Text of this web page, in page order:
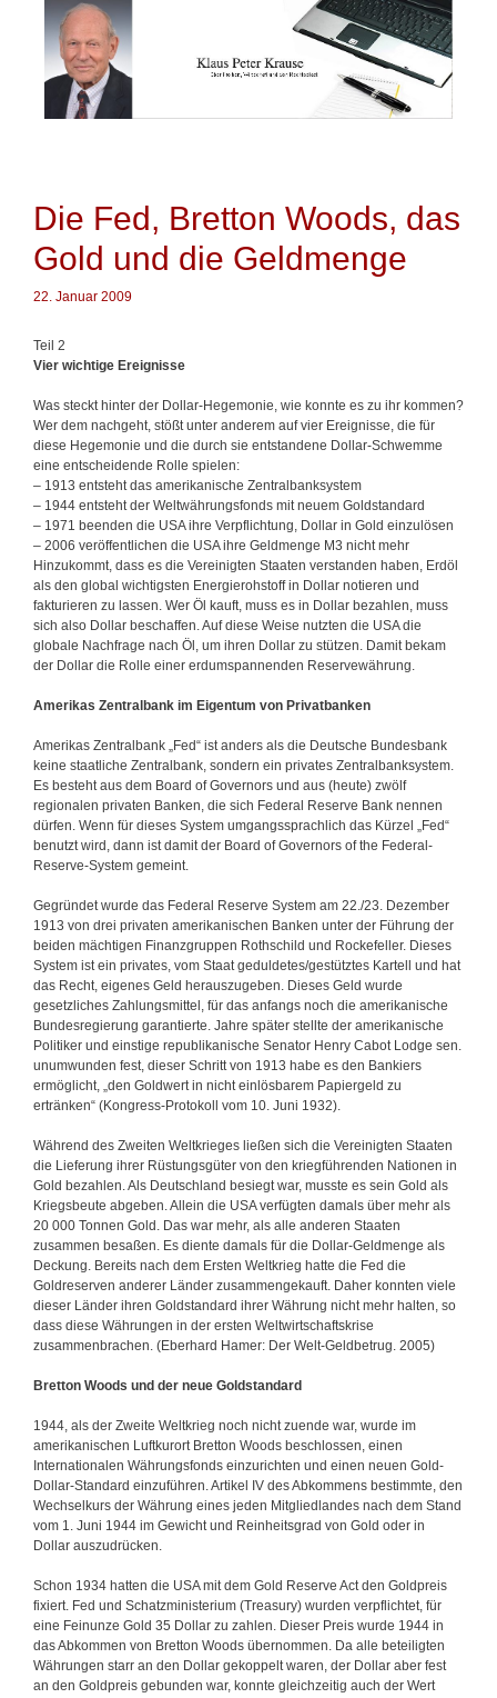
Die Fed, Bretton Woods, das
Gold und die Geldmenge
22. Januar 2009
Teil 2
Vier wichtige Ereignisse
Was steckt hinter der Dollar-Hegemonie, wie konnte es zu ihr kommen?
Wer dem nachgeht, stößt unter anderem auf vier Ereignisse, die für
diese Hegemonie und die durch sie entstandene Dollar-Schwemme
eine entscheidende Rolle spielen:
– 1913 entsteht das amerikanische Zentralbanksystem
– 1944 entsteht der Weltwährungsfonds mit neuem Goldstandard
– 1971 beenden die USA ihre Verpflichtung, Dollar in Gold einzulösen
– 2006 veröffentlichen die USA ihre Geldmenge M3 nicht mehr
Hinzukommt, dass es die Vereinigten Staaten verstanden haben, Erdöl
als den global wichtigsten Energierohstoff in Dollar notieren und
fakturieren zu lassen. Wer Öl kauft, muss es in Dollar bezahlen, muss
sich also Dollar beschaffen. Auf diese Weise nutzten die USA die
globale Nachfrage nach Öl, um ihren Dollar zu stützen. Damit bekam
der Dollar die Rolle einer erdumspannenden Reservewährung.
Amerikas Zentralbank im Eigentum von Privatbanken
Amerikas Zentralbank „Fed“ ist anders als die Deutsche Bundesbank
keine staatliche Zentralbank, sondern ein privates Zentralbanksystem.
Es besteht aus dem Board of Governors und aus (heute) zwölf
regionalen privaten Banken, die sich Federal Reserve Bank nennen
dürfen. Wenn für dieses System umgangssprachlich das Kürzel „Fed“
benutzt wird, dann ist damit der Board of Governors of the Federal-
Reserve-System gemeint.
Gegründet wurde das Federal Reserve System am 22./23. Dezember
1913 von drei privaten amerikanischen Banken unter der Führung der
beiden mächtigen Finanzgruppen Rothschild und Rockefeller. Dieses
System ist ein privates, vom Staat geduldetes/gestütztes Kartell und hat
das Recht, eigenes Geld herauszugeben. Dieses Geld wurde
gesetzliches Zahlungsmittel, für das anfangs noch die amerikanische
Bundesregierung garantierte. Jahre später stellte der amerikanische
Politiker und einstige republikanische Senator Henry Cabot Lodge sen.
unumwunden fest, dieser Schritt von 1913 habe es den Bankiers
ermöglicht, „den Goldwert in nicht einlösbarem Papiergeld zu
ertränken“ (Kongress-Protokoll vom 10. Juni 1932).
Während des Zweiten Weltkrieges ließen sich die Vereinigten Staaten
die Lieferung ihrer Rüstungsgüter von den kriegführenden Nationen in
Gold bezahlen. Als Deutschland besiegt war, musste es sein Gold als
Kriegsbeute abgeben. Allein die USA verfügten damals über mehr als
20 000 Tonnen Gold. Das war mehr, als alle anderen Staaten
zusammen besaßen. Es diente damals für die Dollar-Geldmenge als
Deckung. Bereits nach dem Ersten Weltkrieg hatte die Fed die
Goldreserven anderer Länder zusammengekauft. Daher konnten viele
dieser Länder ihren Goldstandard ihrer Währung nicht mehr halten, so
dass diese Währungen in der ersten Weltwirtschaftskrise
zusammenbrachen. (Eberhard Hamer: Der Welt-Geldbetrug. 2005)
Bretton Woods und der neue Goldstandard
1944, als der Zweite Weltkrieg noch nicht zuende war, wurde im
amerikanischen Luftkurort Bretton Woods beschlossen, einen
Internationalen Währungsfonds einzurichten und einen neuen Gold-
Dollar-Standard einzuführen. Artikel IV des Abkommens bestimmte, den
Wechselkurs der Währung eines jeden Mitgliedlandes nach dem Stand
vom 1. Juni 1944 im Gewicht und Reinheitsgrad von Gold oder in
Dollar auszudrücken.
Schon 1934 hatten die USA mit dem Gold Reserve Act den Goldpreis
fixiert. Fed und Schatzministerium (Treasury) wurden verpflichtet, für
eine Feinunze Gold 35 Dollar zu zahlen. Dieser Preis wurde 1944 in
das Abkommen von Bretton Woods übernommen. Da alle beteiligten
Währungen starr an den Dollar gekoppelt waren, der Dollar aber fest
an den Goldpreis gebunden war, konnte gleichzeitig auch der Wert